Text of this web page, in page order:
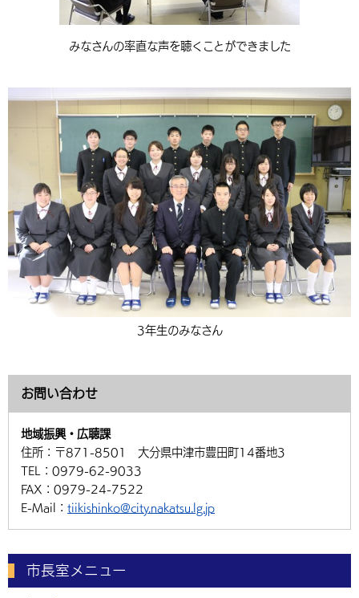
みなさんの率直な声を聴くことができました
3年生のみなさん
お問い合わせ
地域振興・広聴課
住所： 〒871-8501 大分県中津市豊田町14番地3
TEL： 0979-62-9033
FAX： 0979-24-7522
E-Mail： tiikishinko@city.nakatsu.lg.jp
市長室メニュー